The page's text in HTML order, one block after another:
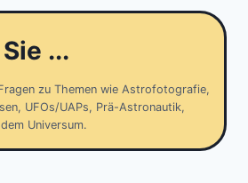
...
zu Themen wie Astrofotografie,
UFOs/UAPs, Prä-Astronautik,
Universum.